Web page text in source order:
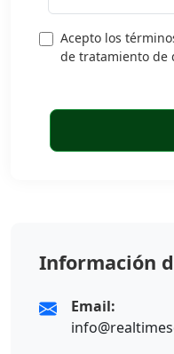
Acepto los
de tratamiento de
Información
Email: